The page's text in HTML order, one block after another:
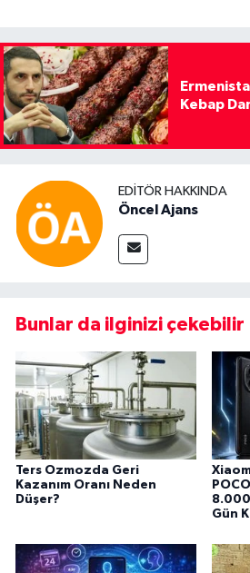
Kebap
EDITÖR HAKKINDA
Öncel Ajans
Bunlar da ilginizi çekebilir
Ters Ozmozda Geri
Kazanım Oranı Neden
Düşer?
Gün